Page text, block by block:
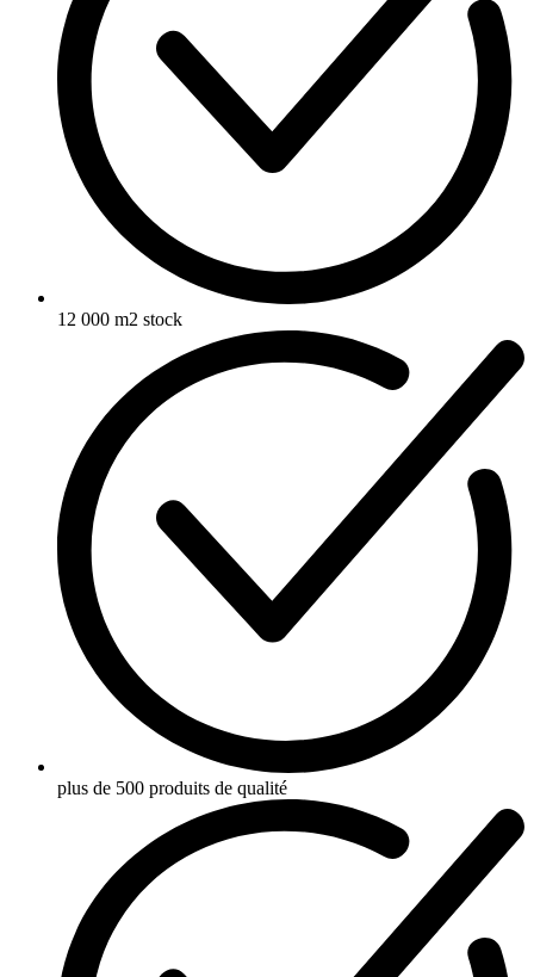
12 000 m2 stock
plus de 500 produits de qualité